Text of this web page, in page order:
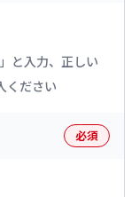
と入力、正しい
ください
必須